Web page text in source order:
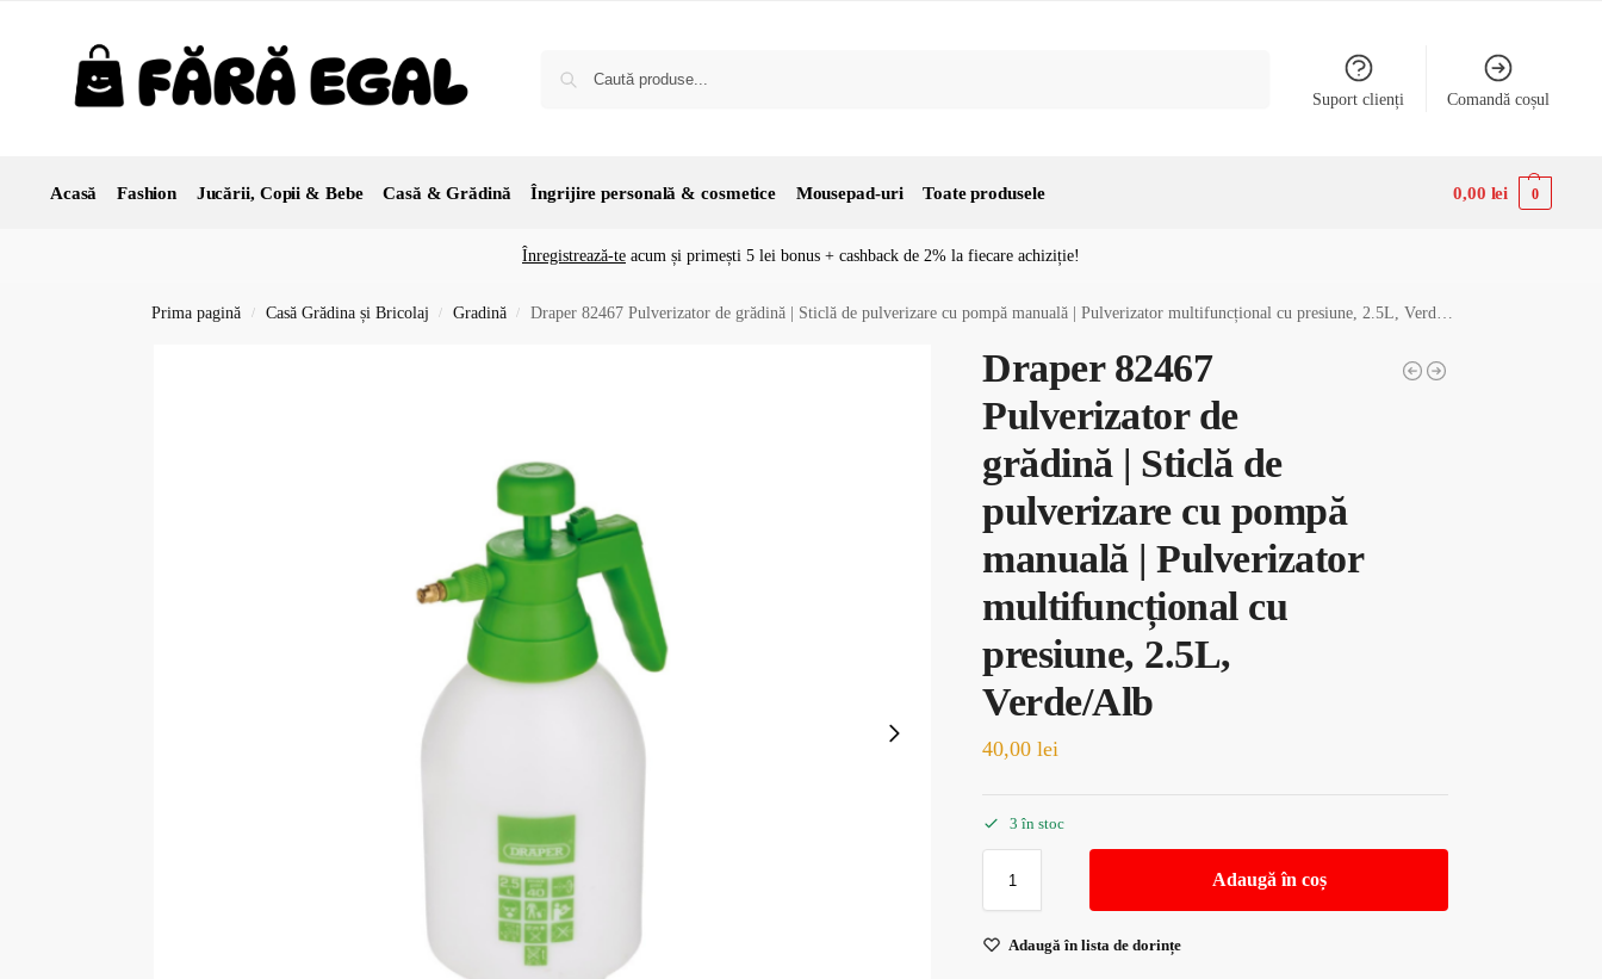
Suport clienți Comandă coșul
Acasă Fashion Jucării, Copii & Bebe Casă & Grădină Îngrijire personală & cosmetice Mousepad-uri Toate produsele 0,00 lei 0
Înregistrează-te acum și primești 5 lei bonus + cashback de 2% la fiecare achiziție!
Prima pagină / Casă Grădina și Bricolaj / Gradină / Draper 82467 Pulverizator de grădină | Sticlă de pulverizare cu pompă manuală | Pulverizator multifuncțional cu presiune, 2.5L, Verde/Alb
Draper 82467
Pulverizator de
grădină | Sticlă de
pulverizare cu pompă
manuală | Pulverizator
multifuncțional cu
presiune, 2.5L,
Verde/Alb
40,00lei
3 în stoc
Adaugă în coș
Adaugă în lista de dorințe